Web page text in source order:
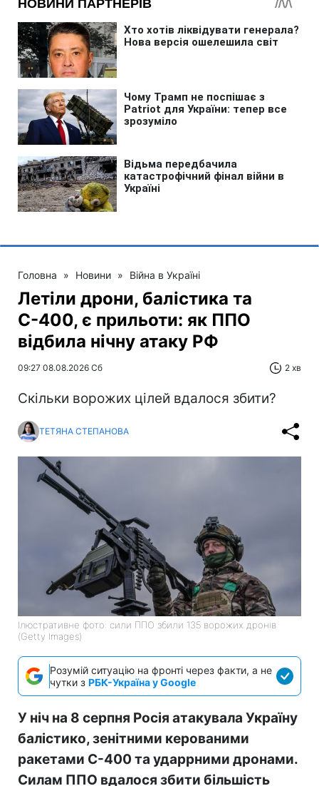
Головна » Новини » Війна в Україні
Летіли дрони, балістика та
С-400, є прильоти: як ППО
відбила нічну атаку РФ
09:27 08.08.2026 Сб 2 хв
Скільки ворожих цілей вдалося збити?
ТЕТЯНА СТЕПАНОВА
Ілюстративне фото: сили ППО збили 135 ворожих дронів
(Getty Images)
Розумій ситуацію на фронті через факти, а не
чутки з РБК-Україна у Google
У ніч на 8 серпня Росія атакувала Україну
балістико, зенітними керованими
ракетами С-400 та ударрними дронами.
Силам ППО вдалося збити більшість